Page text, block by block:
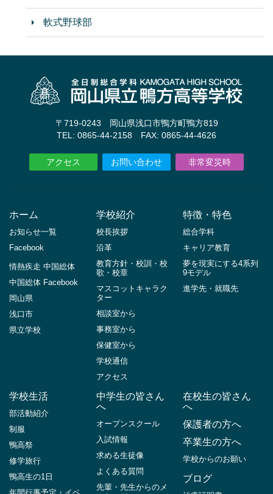
軟式野球部
〒719-0243 岡山県浅口市鴨方町鴨方819
TEL: 0865-44-2158 FAX: 0865-44-4626
アクセス お問い合わせ 非常変災時
ホーム
お知らせ一覧
Facebook
情熱疾走 中国総体
中国総体 Facebook
岡山県
浅口市
県立学校
学校紹介
校長挨拶
沿革
教育方針・校訓・校
歌・校章
マスコットキャラク
ター
相談室から
事務室から
保健室から
学校通信
アクセス
特徴・特色
総合学科
キャリア教育
夢を現実にする4系列
9モデル
進学先・就職先
学校生活
部活動紹介
制服
鴨高祭
修学旅行
鴨高生の1日
中学生の皆さん
へ
オープンスクール
入試情報
求める生徒像
よくある質問
先輩・先生からのメ
在校生の皆さん
へ
保護者の方へ
卒業生の方へ
学校からのお願い
ブログ